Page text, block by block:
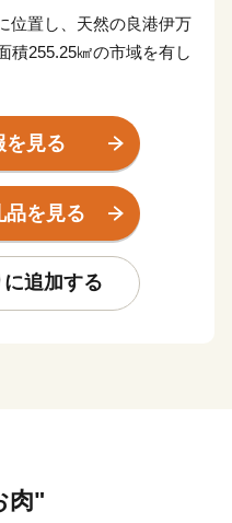
位置し、天然の良港伊万
積255.25㎢の市域を有し
栄え、「古伊万里文化」
の随所で見ることができ
です。由緒ある枝肉共励
里を代表する特産物で
を見る
品を見る
追加する
肉"